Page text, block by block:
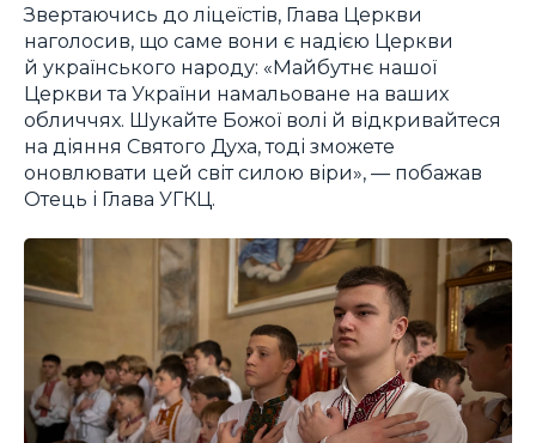
Звертаючись до ліцеїстів, Глава Церкви
наголосив, що саме вони є надією Церкви
й українського народу: «Майбутнє нашої
Церкви та України намальоване на ваших
обличчях. Шукайте Божої волі й відкривайтеся
на діяння Святого Духа, тоді зможете
оновлювати цей світ силою віри», — побажав
Отець і Глава УГКЦ.